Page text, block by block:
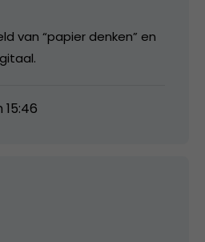
van “papier denken” en